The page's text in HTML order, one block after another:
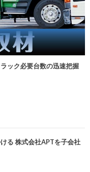
ック必要台数の迅速把握
る 株式会社APTを子会社